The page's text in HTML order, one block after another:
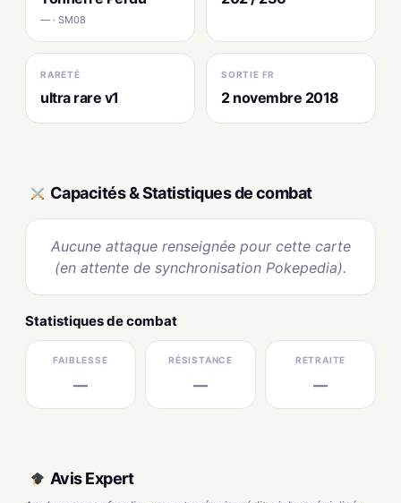
— · SM08
RARETÉ
ultra rare v1
SORTIE FR
2 novembre 2018
Capacités & Statistiques de combat
Aucune attaque renseignée pour cette carte
(en attente de synchronisation Pokepedia).
Statistiques de combat
FAIBLESSE
—
RÉSISTANCE
—
RETRAITE
—
Avis Expert